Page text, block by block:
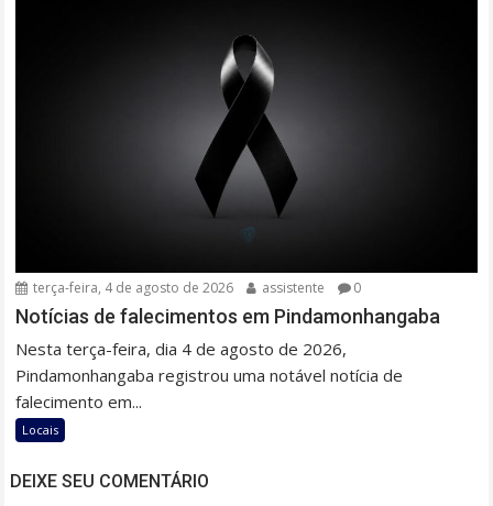
terça-feira, 4 de agosto de 2026 assistente 0
Notícias de falecimentos em Pindamonhangaba
Nesta terça-feira, dia 4 de agosto de 2026,
Pindamonhangaba registrou uma notável notícia de
falecimento em...
Locais
DEIXE SEU COMENTÁRIO